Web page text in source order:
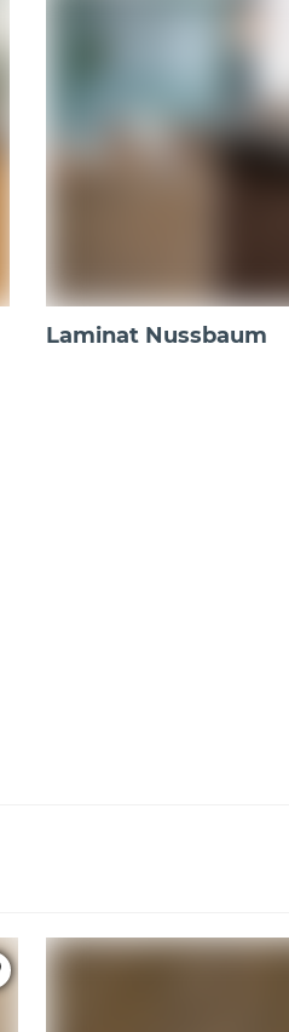
Laminat Nussbaum